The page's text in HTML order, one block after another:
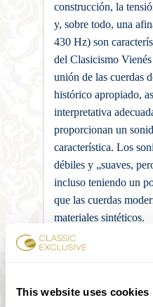
This website uses cookies
construcción, la
y, sobre todo, una
430 Hz) son
del Clasicismo
unión de las cuerdas
histórico apropiado,
interpretativa
proporcionan un
característica. Los
débiles y „suaves,
incluso teniendo un
que las cuerdas
materiales sintéticos.
Dos de los
Un violín construído